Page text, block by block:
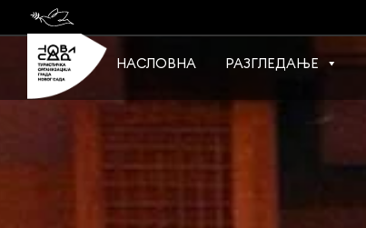
content
НАСЛОВНА РАЗГЛЕДАЊЕ